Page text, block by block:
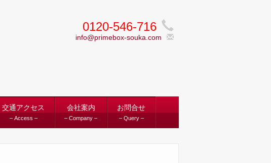
0120-546-716
info@primebox-souka.com
交通アクセス
– Access –
会社案内
– Company –
お問合せ
– Query –